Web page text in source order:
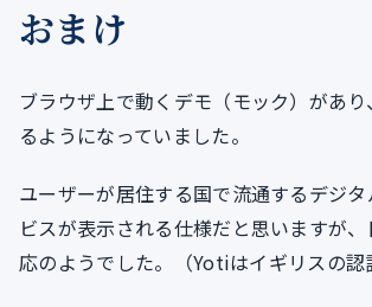
おまけ
ブラウザ上で動くデモ（モック）があ
るようになっていました。
ユーザーが居住する国で流通するデジ
ビスが表示される仕様だと思いますが
応のようでした。（Yotiはイギリスの認